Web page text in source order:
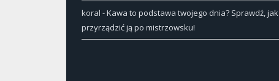
koral -Kawa to podstawa twojego dnia? Sprawdź, jak
przyrządzić ją po mistrzowsku!